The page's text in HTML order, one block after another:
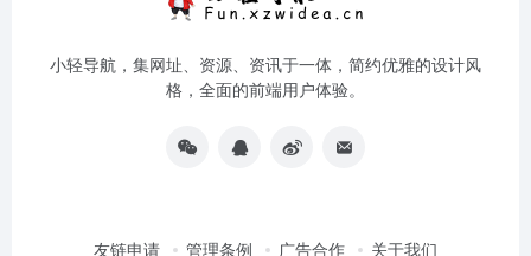
小轻导航，集网址、资源、资讯于一体，简约优雅的设计风
格，全面的前端用户体验。
友链申请 管理条例 广告合作 关于我们